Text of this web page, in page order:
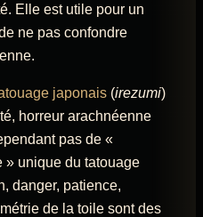
Elle est utile pour un
ne pas confondre
japonais (irezumi)
horreur arachnéenne
pas de «
unique du tatouage
danger, patience,
de la toile sont des